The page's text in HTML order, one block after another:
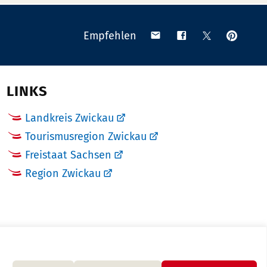
Empfehlen
Teilen Teilen Teilen
LINKS
Landkreis Zwickau
Tourismusregion Zwickau
Freistaat Sachsen
Region Zwickau